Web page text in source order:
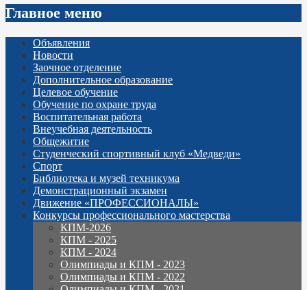
Главное меню
Объявления
Новости
Заочное отделение
Дополнительное образование
Целевое обучение
Обучение по охране труда
Воспитательная работа
Внеучебная деятельность
Общежитие
Студенческий спортивный клуб «Медведи»
Спорт
Библиотека и музей техникума
Демонстрационный экзамен
Движение «ПРОФЕССИОНАЛЫ»
Конкурсы профессионального мастерства
КПМ-2026
КПМ - 2025
КПМ - 2024
Олимпиады и КПМ - 2023
Олимпиады и КПМ - 2022